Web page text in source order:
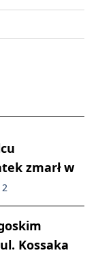
zmarł w
Kossaka